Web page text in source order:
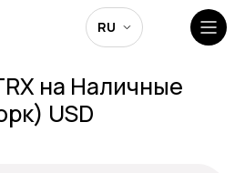
RU
на Наличные
USD